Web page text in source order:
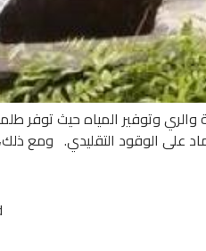
وتوفير المياه حيث توفر
على الوقود التقليدي. ومع